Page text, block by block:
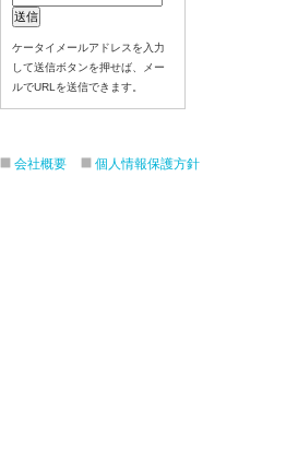
ケータイメールアドレスを入力
して送信ボタンを押せば、メー
ルでURLを送信できます。
会社概要 個人情報保護方針